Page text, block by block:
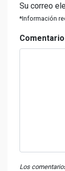
Su correo
*Información
Los